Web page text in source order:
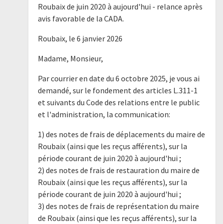
Roubaix de juin 2020 à aujourd'hui - relance après
avis favorable de la CADA.
Roubaix, le 6 janvier 2026
Madame, Monsieur,
Par courrier en date du 6 octobre 2025, je vous ai
demandé, sur le fondement des articles L.311-1
et suivants du Code des relations entre le public
et l'administration, la communication:
1) des notes de frais de déplacements du maire de
Roubaix (ainsi que les reçus afférents), sur la
période courant de juin 2020 à aujourd'hui ;
2) des notes de frais de restauration du maire de
Roubaix (ainsi que les reçus afférents), sur la
période courant de juin 2020 à aujourd'hui ;
3) des notes de frais de représentation du maire
de Roubaix (ainsi que les reçus afférents), sur la